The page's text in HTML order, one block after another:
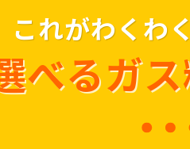
これがわくわ
べるガ